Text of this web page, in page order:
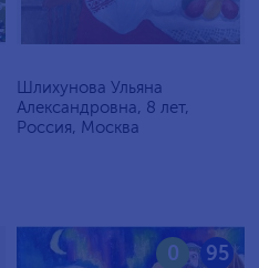
Шлихунова Ульяна
Александровна, 8 лет,
Россия, Москва
95
0